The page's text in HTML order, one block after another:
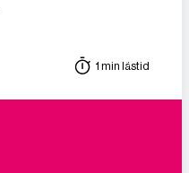
1 min lästid